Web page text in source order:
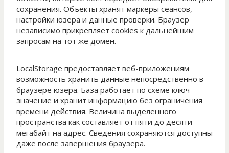
сохранения. Объекты хранят маркеры сеансов,
настройки юзера и данные проверки. Браузер
независимо прикрепляет cookies к дальнейшим
запросам на тот же домен.
LocalStorage предоставляет веб-приложениям
возможность хранить данные непосредственно в
браузере юзера. База работает по схеме ключ-
значение и хранит информацию без ограничения
времени действия. Величина выделенного
пространства как составляет от пяти до десяти
мегабайт на адрес. Сведения сохраняются доступны
даже после завершения браузера.